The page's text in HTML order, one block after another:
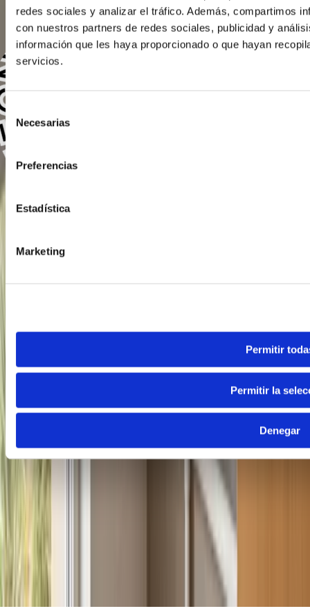
redes sociales y analizar el tráfico. Además, compartimos
con nuestros partners de redes sociales, publicidad y
información que les haya proporcionado o que hayan
servicios.
Selección
consentimiento
Necesarias
Preferencias
Estadística
Marketing
Permitir
Permitir la
Denegar
INMEDIATA · HABLA
INMEDIATA · HABLA
Madrid
949 237 449
WhatsApp